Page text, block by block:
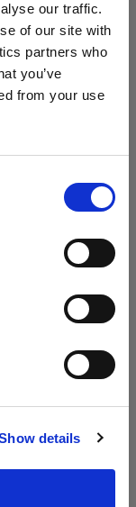
our traffic.
of our site with
partners who
you’ve
from your use
details
a Chris
dos luces
funciona